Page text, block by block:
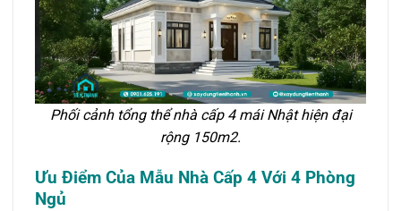
Phối cảnh tổng thể nhà cấp 4 mái Nhật hiện đại
rộng 150m2.
Ưu Điểm Của Mẫu Nhà Cấp 4 Với 4 Phòng
Ngủ